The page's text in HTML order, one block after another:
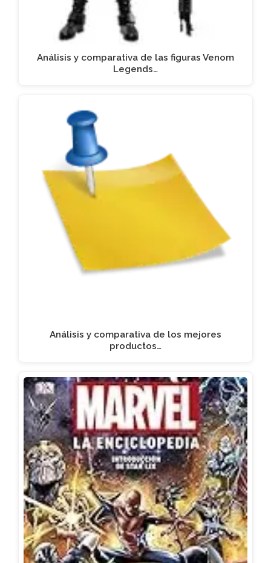
Análisis y comparativa de las figuras Venom
Legends…
Análisis y comparativa de los mejores
productos…